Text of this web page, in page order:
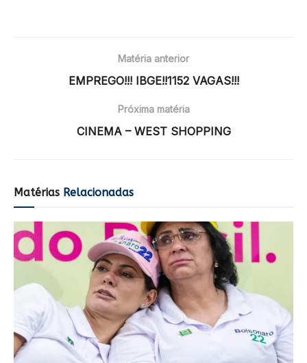
Matéria anterior
EMPREGO!!! IBGE!!1152 VAGAS!!!
Próxima matéria
CINEMA – WEST SHOPPING
Matérias Relacionadas